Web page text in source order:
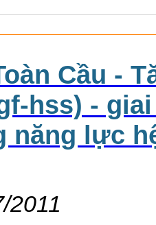
Cầu -
hss) -
năng lực
2011